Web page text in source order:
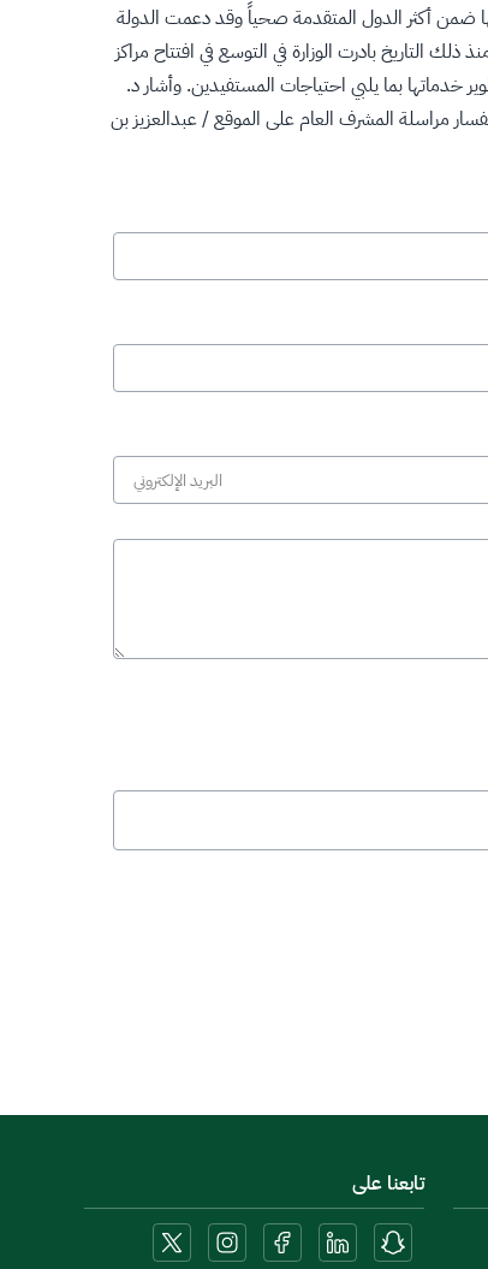
ضمن أكثر الدول المتقدمة صحياً وقد دعمت الدولة
التاريخ بادرت الوزارة في التوسع في افتتاح مراكز
خدماتها بما يلبي احتياجات المستفيدين. وأشار د.
مراسلة المشرف العام على الموقع / عبدالعزيز بن
تابعنا على